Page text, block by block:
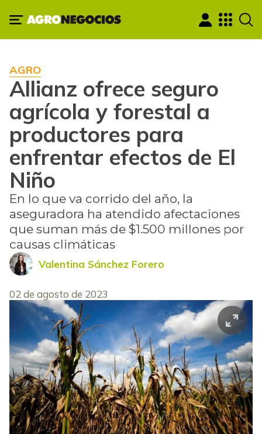
AGRO
Allianz ofrece seguro
agrícola y forestal a
productores para
enfrentar efectos de El
Niño
En lo que va corrido del año, la
aseguradora ha atendido afectaciones
que suman más de $1.500 millones por
causas climáticas
Valentina Sánchez Forero
02 de agosto de 2023